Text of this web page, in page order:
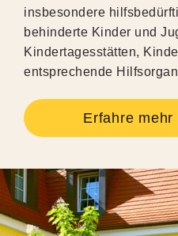
insbesondere
behinderte Kinder und
Kindertagesstätten,
entsprechende
Erfahre mehr